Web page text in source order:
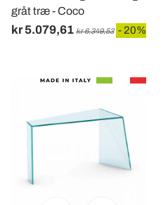
gråt træ - Coco
kr 5.079,61 kr 6.349,53 - 20%